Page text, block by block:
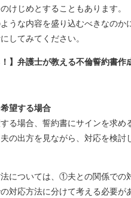
けじめとすることもあります。
うな内容を盛り込むべきなのか
してみてください。
】弁護士が教える不倫誓約書作
望する場合
る場合、誓約書にサインを求め
の出方を見ながら、対応を検討
については、①夫との関係での
対応方法に分けて考える必要が